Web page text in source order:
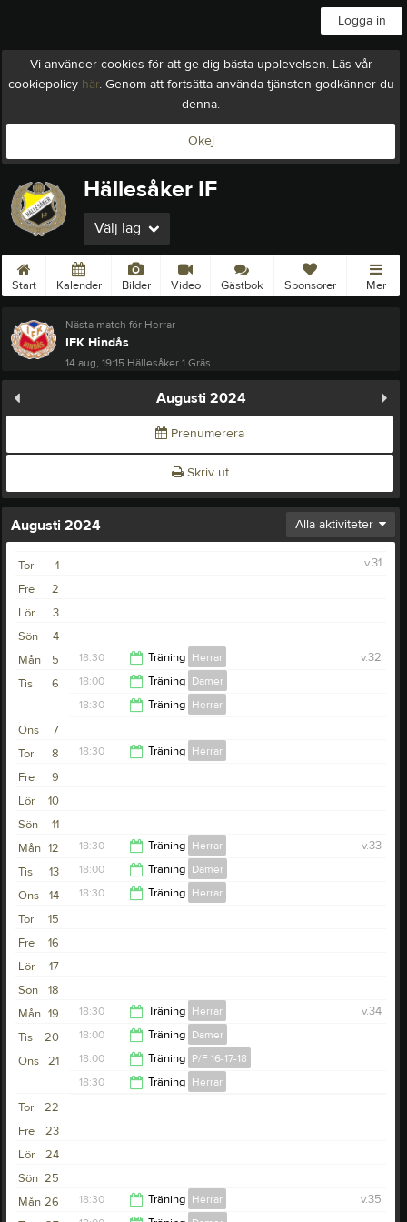
Logga in
Vi använder cookies för att ge dig bästa upplevelsen. Läs vår
cookiepolicy här. Genom att fortsätta använda tjänsten godkänner du
denna.
Okej
Hällesåker IF
Välj lag
Start Kalender Bilder Video Gästbok Sponsorer Mer
Nästa match för Herrar
IFK Hindås
14 aug, 19:15 Hällesåker 1 Gräs
Augusti 2024
Prenumerera
Skriv ut
Augusti 2024 Alla aktiviteter
1
Tor
v.31
2
Fre
3
Lör
4
Sön
5
Mån v.32
18:30 Träning Herrar
20:00
6
Tis 18:00 Träning Damer
18:30 Träning Herrar
20:00
7
Ons
8
Tor 18:30 Träning Herrar
9
Fre
10
Lör
11
Sön
12
Mån v.33
18:30 Träning Herrar
20:00
13
Tis 18:00 Träning Damer
14
Ons 18:30 Träning Herrar
15
Tor
16
Fre
17
Lör
18
Sön
19
Mån v.34
18:30 Träning Herrar
20:00
20
Tis 18:00 Träning Damer
19:30
21
Ons 18:00 Träning P/F 16-17-18
18:30 Träning Herrar
22
Tor
23
Fre
24
Lör
25
Sön
26
Mån v.35
18:30 Träning Herrar